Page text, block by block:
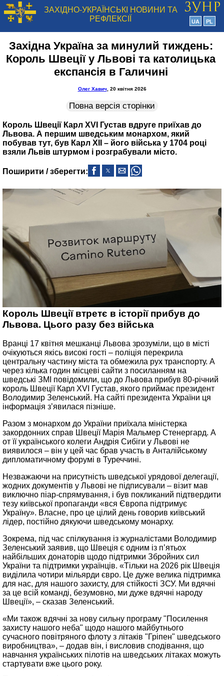
ЗАХІДНО-УКРАЇНСЬКІ НОВИНИ ТА
РЕФЛЕКСІЇ
UA PL
Західна Україна за минулий тиждень:
Король Швеції у Львові та католицька
експансія в Галичині
Олег Хавич, 20 квітня 2026
Повна версія сторінки
Король Швеції Карл XVI Густав вдруге приїхав до
Львова. А першим шведським монархом, який
побував тут, був Карл ХІІ – його війська у 1704 році
взяли Львів штурмом і розграбували місто.
Поширити / зберегти:
Король Швеції втретє в історії прибув до
Львова. Цього разу без війська
Вранці 17 квітня мешканці Львова зрозуміли, що в місті
очікуються якісь високі гості – поліція перекрила
центральну частину міста та обмежила рух транспорту. А
через кілька годин місцеві сайти з посиланням на
шведські ЗМІ повідомили, що до Львова прибув 80-річний
король Швеції Карл XVI Густав, якого приймає президент
Володимир Зеленський. На сайті президента України ця
інформація з’явилася пізніше.
Разом з монархом до України приїхала міністерка
закордонних справ Швеції Марія Мальмер Стенергард. А
от її українського колеги Андрія Сибіги у Львові не
виявилося – він у цей час брав участь в Анталійському
дипломатичному форумі в Туреччині.
Незважаючи на присутність шведської урядової делегації,
жодних документів у Львові не підписували – візит мав
виключно піар-спрямування, і був покликаний підтвердити
тезу київської пропаганди «вся Європа підтримує
Україну». Власне, про це цілий день говорив київський
лідер, постійно дякуючи шведському монарху.
Зокрема, під час спілкування із журналістами Володимир
Зеленський заявив, що Швеція є одним із п’ятьох
найбільших донаторів щодо підтримки Збройних сил
України та підтримки українців. «Тільки на 2026 рік Швеція
виділила чотири мільярди євро. Це дуже велика підтримка
для нас, для нашого захисту, для стійкості ЗСУ. Ми вдячні
за це всій команді, безумовно, ми дуже вдячні народу
Швеції», – сказав Зеленський.
«Ми також вдячні за нову сильну програму "Посилення
захисту нашого неба" щодо нашого майбутнього
сучасного повітряного флоту з літаків "Гріпен" шведського
виробництва», – додав він, і висловив сподівання, що
навчання українських пілотів на шведських літаках можуть
стартувати вже цього року.